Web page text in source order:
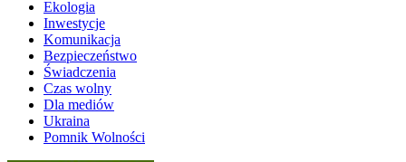
Ekologia
Inwestycje
Komunikacja
Bezpieczeństwo
Świadczenia
Czas wolny
Dla mediów
Ukraina
Pomnik Wolności